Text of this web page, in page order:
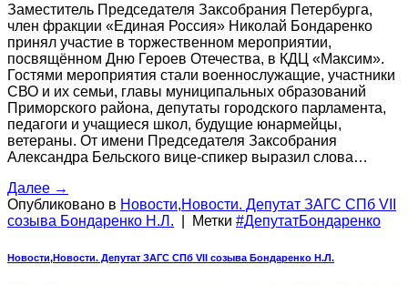
Заместитель Председателя Заксобрания Петербурга,
член фракции «Единая Россия» Николай Бондаренко
принял участие в торжественном мероприятии,
посвящённом Дню Героев Отечества, в КДЦ «Максим».
Гостями мероприятия стали военнослужащие, участники
СВО и их семьи, главы муниципальных образований
Приморского района, депутаты городского парламента,
педагоги и учащиеся школ, будущие юнармейцы,
ветераны. От имени Председателя Заксобрания
Александра Бельского вице-спикер выразил слова…
Далее →
Опубликовано в Новости,Новости. Депутат ЗАГС СПб VII
созыва Бондаренко Н.Л.
Метки #ДепутатБондаренко
Новости,Новости. Депутат ЗАГС СПб VII созыва Бондаренко Н.Л.